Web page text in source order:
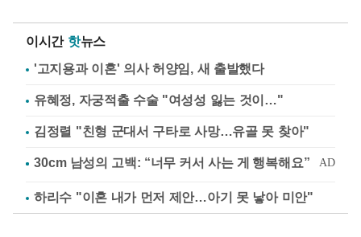
이시간 핫뉴스
'고지용과 이혼' 의사 허양임, 새 출발했다
유혜정, 자궁적출 수술 "여성성 잃는 것이…"
김정렬 "친형 군대서 구타로 사망…유골 못 찾아"
하리수 "이혼 내가 먼저 제안…아기 못 낳아 미안"